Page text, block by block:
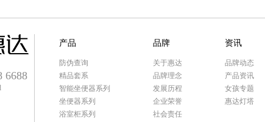
6688
产品
防伪查询
精品套系
智能坐便器系列
坐便器系列
浴室柜系列
品牌
关于惠达
品牌理念
发展历程
企业荣誉
社会责任
资讯
品牌动态
产品资讯
女孩专题
惠达灯塔